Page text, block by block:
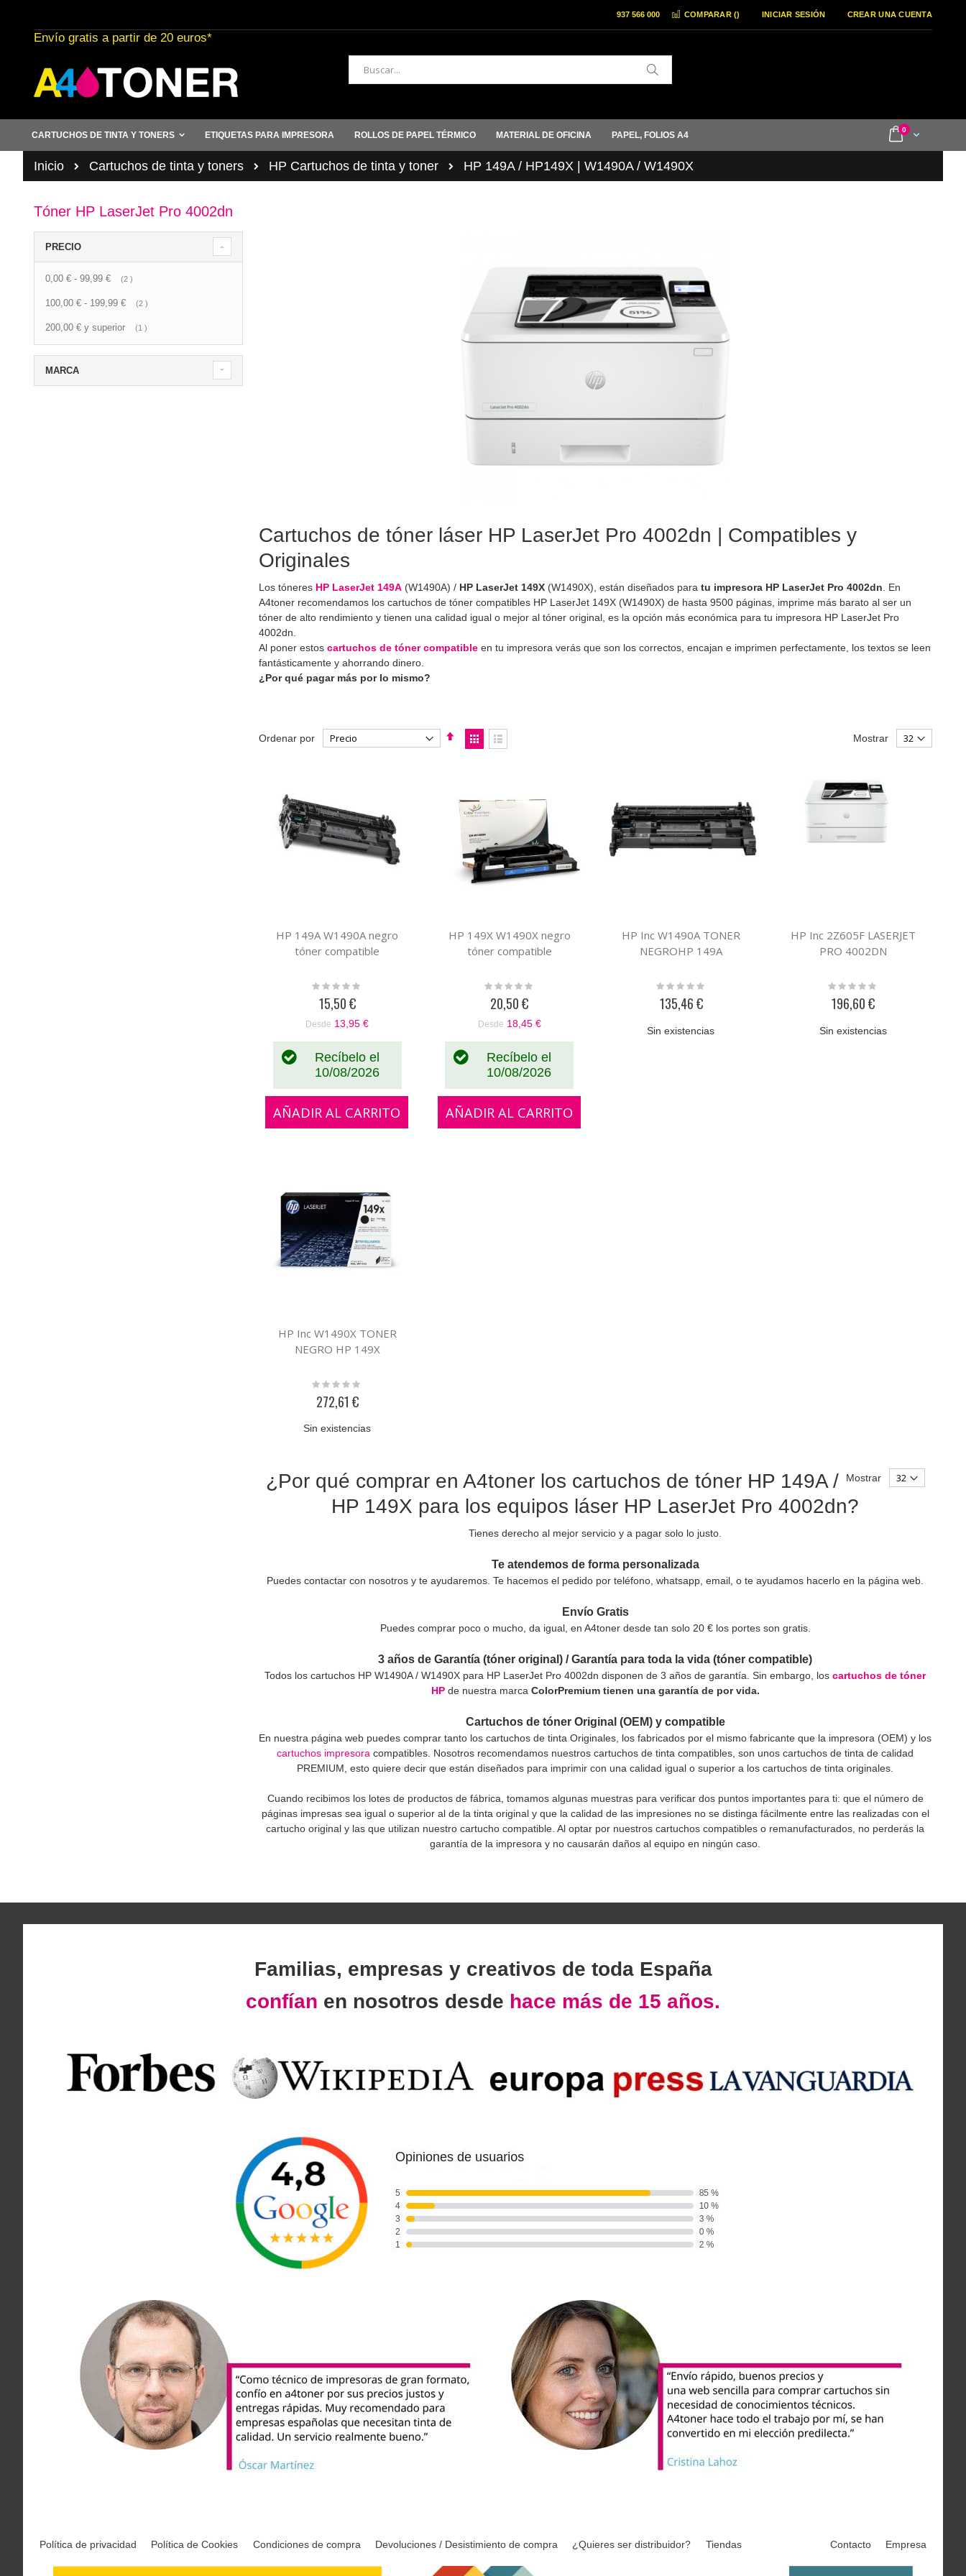
al
contenido
COMPARAR () INICIAR SESIÓN CREAR UNA CUENTA
937 566 000
Envío gratis a partir de 20 euros*
Buscar
Cart
0items
CARTUCHOS DE TINTA Y TONERS ETIQUETAS PARA IMPRESORA ROLLOS DE PAPEL TÉRMICO MATERIAL DE OFICINA PAPEL, FOLIOS A4
Inicio Cartuchos de tinta y toners HP Cartuchos de tinta y toner HP 149A / HP149X | W1490A / W1490X
Tóner HP LaserJet Pro 4002dn
Cartuchos de tóner láser HP LaserJet Pro 4002dn | Compatibles y
Originales
Los tóneres HP LaserJet 149A(W1490A) / HP LaserJet 149X(W1490X), están diseñados para tu impresora HP LaserJet Pro 4002dn . En
A4toner recomendamos los cartuchos de tóner compatibles HP LaserJet 149X (W1490X) de hasta 9500 páginas, imprime más barato al ser un
tóner de alto rendimiento y tienen una calidad igual o mejor al tóner original, es la opción más económica para tu impresora HP LaserJet Pro
4002dn.
Al poner estos cartuchos de tóner compatibleen tu impresora verás que son los correctos, encajan e imprimen perfectamente, los textos se leen
fantásticamente y ahorrando dinero.
¿Por qué pagar más por lo mismo?
Ordenar por
Fijar
Dirección
Ver
como
Mostrar
HP 149A W1490A negro
tóner compatible
Rating:
15,50 €
Desde 13,95 €
Recíbelo el
10/08/2026
AÑADIR AL CARRITO
HP 149X W1490X negro
tóner compatible
Rating:
20,50 €
Desde 18,45 €
Recíbelo el
10/08/2026
AÑADIR AL CARRITO
HP Inc W1490A TONER
NEGROHP 149A
Rating:
135,46 €
Sin existencias
HP Inc 2Z605F LASERJET
PRO 4002DN
Rating:
196,60 €
Sin existencias
HP Inc W1490X TONER
NEGRO HP 149X
Rating:
272,61 €
Sin existencias
Mostrar
¿Por qué comprar en A4toner los cartuchos de tóner HP 149A /
HP 149X para los equipos láser HP LaserJet Pro 4002dn?
Tienes derecho al mejor servicio y a pagar solo lo justo.
Te atendemos de forma personalizada
Puedes contactar con nosotros y te ayudaremos. Te hacemos el pedido por teléfono, whatsapp, email, o te ayudamos hacerlo en la página web.
Envío Gratis
Puedes comprar poco o mucho, da igual, en A4toner desde tan solo 20 € los portes son gratis.
3 años de Garantía (tóner original) / Garantía para toda la vida (tóner compatible)
Todos los cartuchos HP W1490A / W1490X para HP LaserJet Pro 4002dn disponen de 3 años de garantía. Sin embargo, loscartuchos de tóner
HPde nuestra marca ColorPremium tienen una garantía de por vida.
Cartuchos de tóner Original (OEM) y compatible
En nuestra página web puedes comprar tanto los cartuchos de tinta Originales, los fabricados por el mismo fabricante que la impresora (OEM) y los
cartuchos impresora compatibles. Nosotros recomendamos nuestros cartuchos de tinta compatibles, son unos cartuchos de tinta de calidad
PREMIUM, esto quiere decir que están diseñados para imprimir con una calidad igual o superior a los cartuchos de tinta originales.
Cuando recibimos los lotes de productos de fábrica, tomamos algunas muestras para verificar dos puntos importantes para ti: que el número de
páginas impresas sea igual o superior al de la tinta original y que la calidad de las impresiones no se distinga fácilmente entre las realizadas con el
cartucho original y las que utilizan nuestro cartucho compatible. Al optar por nuestros cartuchos compatibles o remanufacturados, no perderás la
garantía de la impresora y no causarán daños al equipo en ningún caso.
PRECIO
0,00 € - 99,99 € 2 artículo
100,00 € - 199,99 € 2 artículo
200,00 € y superior 1 artículo
MARCA
Familias, empresas y creativos de toda España
confían en nosotros desde hace más de 15 años.
Política de privacidad Política de Cookies Condiciones de compra Devoluciones / Desistimiento de compra ¿Quieres ser distribuidor? Tiendas Contacto Empresa